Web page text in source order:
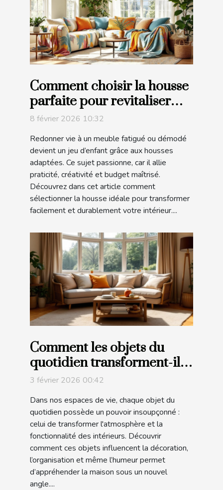
Comment choisir la housse
parfaite pour revitaliser
votre mobilier ?
8 février 2026 10:32
Redonner vie à un meuble fatigué ou démodé
devient un jeu d’enfant grâce aux housses
adaptées. Ce sujet passionne, car il allie
praticité, créativité et budget maîtrisé.
Découvrez dans cet article comment
sélectionner la housse idéale pour transformer
facilement et durablement votre intérieur....
Comment les objets du
quotidien transforment-ils
nos intérieurs ?
3 février 2026 00:42
Dans nos espaces de vie, chaque objet du
quotidien possède un pouvoir insoupçonné :
celui de transformer l'atmosphère et la
fonctionnalité des intérieurs. Découvrir
comment ces objets influencent la décoration,
l’organisation et même l’humeur permet
d’appréhender la maison sous un nouvel
angle....